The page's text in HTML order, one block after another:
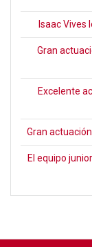
Isaac Vives
Gran
Excelente
Gran
El equipo